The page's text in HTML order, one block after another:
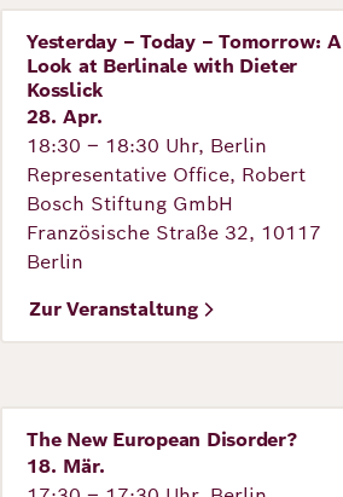
Veranstaltung
Yesterday – Today – Tomorrow: A
Look at Berlinale with Dieter
Kosslick
28. Apr.
18:30 – 18:30 Uhr, Berlin
Representative Office, Robert
Bosch Stiftung GmbH
Französische Straße 32, 10117
Berlin
Zur Veranstaltung
Veranstaltung
The New European Disorder?
18. Mär.